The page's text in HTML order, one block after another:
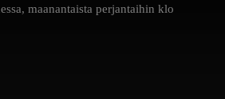
maanantaista perjantaihin klo